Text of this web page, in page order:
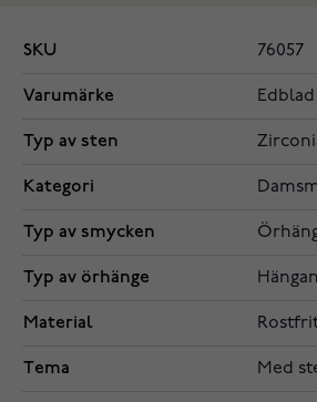
SKU 76057
Varumärke Edblad
Typ av sten
Kategori
Typ av smycken
Typ av örhänge
Material
Tema Med